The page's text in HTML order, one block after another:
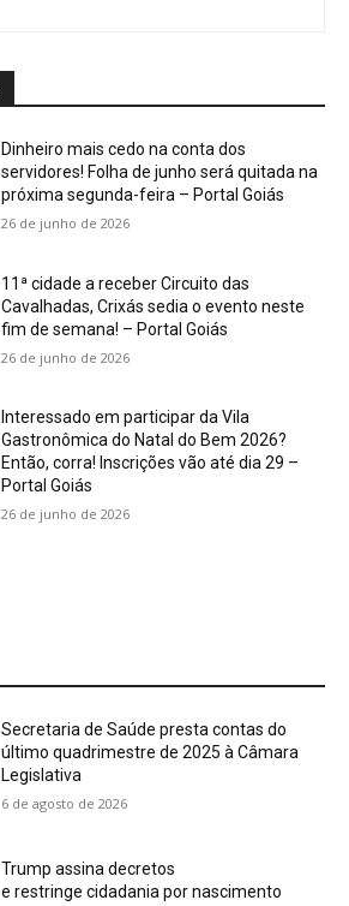
Dinheiro mais cedo na conta dos
servidores! Folha de junho será quitada na
próxima segunda-feira – Portal Goiás
26 de junho de 2026
11ª cidade a receber Circuito das
Cavalhadas, Crixás sedia o evento neste
fim de semana! – Portal Goiás
26 de junho de 2026
Interessado em participar da Vila
Gastronômica do Natal do Bem 2026?
Então, corra! Inscrições vão até dia 29 –
Portal Goiás
26 de junho de 2026
Secretaria de Saúde presta contas do
último quadrimestre de 2025 à Câmara
Legislativa
6 de agosto de 2026
Trump assina decretos
e restringe cidadania por nascimento